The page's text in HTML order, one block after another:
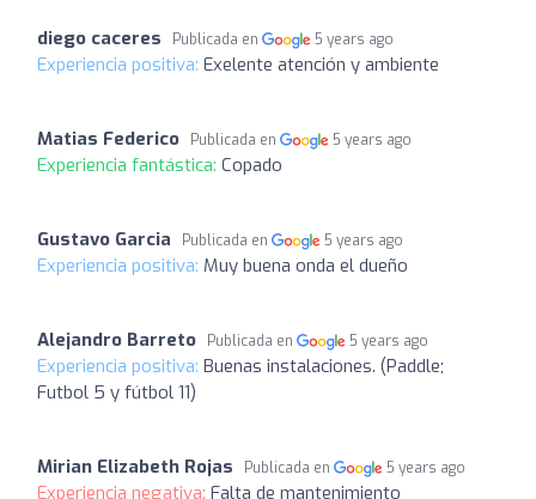
diego caceres Publicada en 5 years ago
Experiencia positiva: Exelente atención y ambiente
Matias Federico Publicada en 5 years ago
Experiencia fantástica: Copado
Gustavo Garcia Publicada en 5 years ago
Experiencia positiva: Muy buena onda el dueño
Alejandro Barreto Publicada en 5 years ago
Experiencia positiva: Buenas instalaciones. (Paddle;
Futbol 5 y fútbol 11)
Mirian Elizabeth Rojas Publicada en 5 years ago
Experiencia negativa: Falta de mantenimiento